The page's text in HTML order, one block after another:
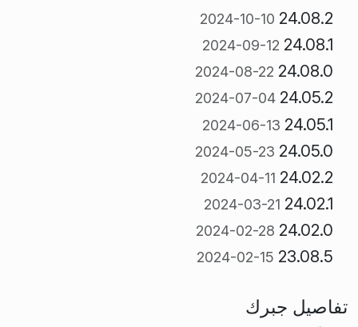
24.08.2
2024-10-10
24.08.1
2024-09-12
24.08.0
2024-08-22
24.05.2
2024-07-04
24.05.1
2024-06-13
24.05.0
2024-05-23
24.02.2
2024-04-11
24.02.1
2024-03-21
24.02.0
2024-02-28
23.08.5
2024-02-15
تفاصيل جبرك